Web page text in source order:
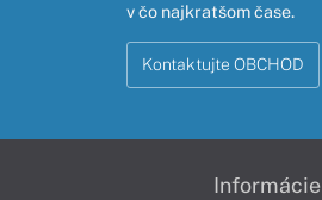
v čo najkratšom čase.
Kontaktujte OBCHOD
Informácie